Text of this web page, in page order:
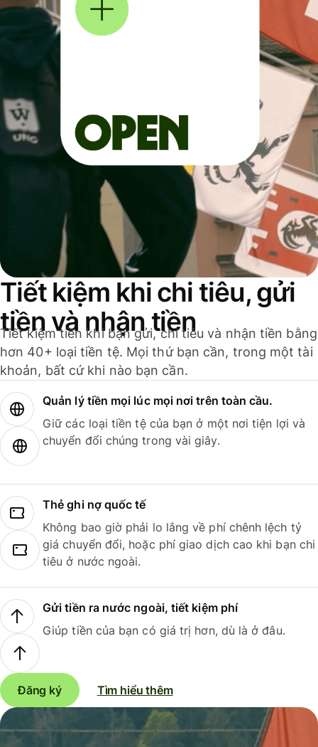
Tiết kiệm khi chi tiêu, gửi
tiền và nhận tiền
Tiết kiệm tiền khi bạn gửi, chi tiêu và nhận tiền bằng
hơn 40+ loại tiền tệ. Mọi thứ bạn cần, trong một tài
khoản, bất cứ khi nào bạn cần.
Quản lý tiền mọi lúc mọi nơi trên toàn cầu.
Giữ các loại tiền tệ của bạn ở một nơi tiện lợi và
chuyển đổi chúng trong vài giây.
Thẻ ghi nợ quốc tế
Không bao giờ phải lo lắng về phí chênh lệch tỷ
giá chuyển đổi, hoặc phí giao dịch cao khi bạn chi
tiêu ở nước ngoài.
Gửi tiền ra nước ngoài, tiết kiệm phí
Giúp tiền của bạn có giá trị hơn, dù là ở đâu.
Đăng ký Tìm hiểu thêm